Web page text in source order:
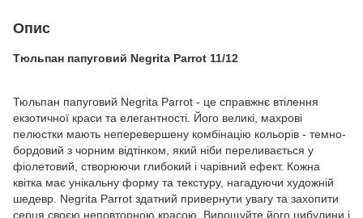
Опис
Тюльпан папуговий Negrita Parrot 11/12
Тюльпан папуговий Negrita Parrot - це справжнє втілення
екзотичної краси та елегантності. Його великі, махрові
пелюстки мають неперевершену комбінацію кольорів - темно-
бордовий з чорним відтінком, який ніби переливається у
фіолетовий, створюючи глибокий і чарівний ефект. Кожна
квітка має унікальну форму та текстуру, нагадуючи художній
шедевр. Negrita Parrot здатний привернути увагу та захопити
серця своєю неповторною красою. Вирощуйте його цибулини і